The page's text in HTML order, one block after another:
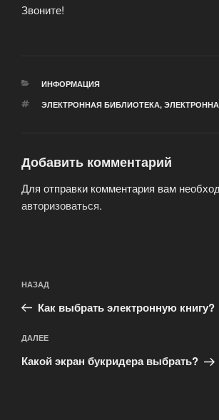
Звоните!
РУБРИКИ
ИНФОРМАЦИЯ
МЕТКИ
ЭЛЕКТРОННАЯ БИБЛИОТЕКА,
Добавить комментарий
Для отправки комментария вам
авторизоваться.
по
записям
Предыдущая
запись:
НАЗАД
Как выбрать электронную книгу?
Следующая
запись
ДАЛЕЕ
Какой экран букридера выбрать?